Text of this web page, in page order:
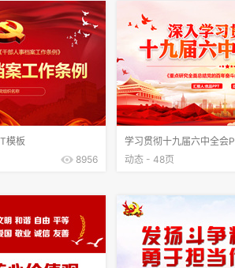
模板
8956
学习贯彻十九届六中全会
动态 - 48页